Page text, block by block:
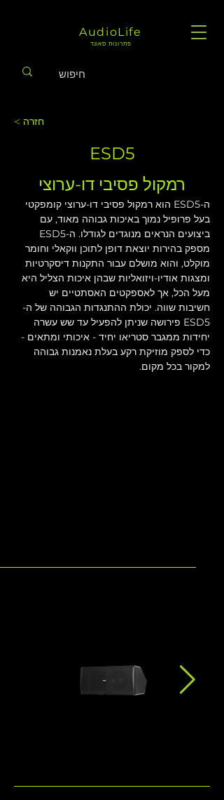
AudioLife
פתרונות סאונד
< חזרה
ESD5
רמקול פסיבי דו-ערוצי
ה-ESD5 הוא רמקול פסיבי דו-ערוצי קומפקטי
בעל פרופיל נמוך באיכות גבוהה מאוד, עם
מספק בהירות יוצאת דופן לתוכן ווקאלי וחומר
מוקלט, והוא מושלם עבור התקנות דיסקרטיות
ומצגות אודיו-ויזואליות שבהן איכות הצליל היא
מעל הכל, אך לאספקטים האסתטיים יש
חשיבות שווה. יכולת ההתנגדות הגבוהה של ה-
ESD5 פירושה שניתן להפעיל עד שש עשרה
יחידות ממגבר סטריאו יחיד - איכותי ומתאים -
כדי לספק מוזיקת רקע בעלת נאמנות גבוהה
למקור בכל מקום.